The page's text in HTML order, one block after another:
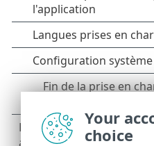
Your
choice